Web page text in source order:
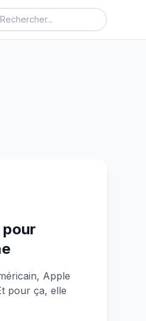
pour
Apple
pour ça, elle